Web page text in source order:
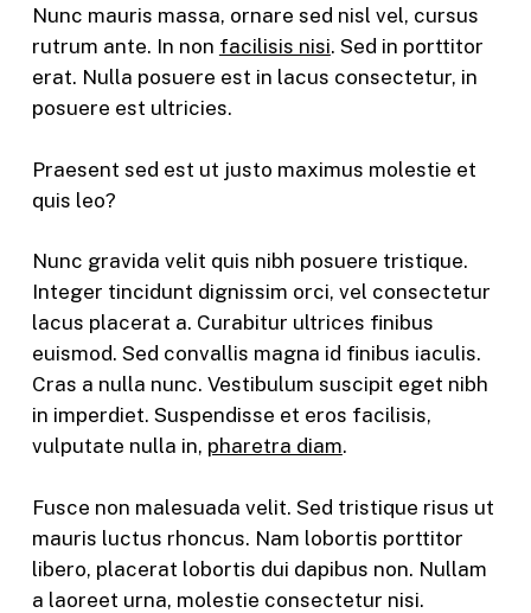
Nunc mauris massa, ornare sed nisl vel, cursus
rutrum ante. In non facilisis nisi. Sed in porttitor
erat. Nulla posuere est in lacus consectetur, in
posuere est ultricies.
Praesent sed est ut justo maximus molestie et
quis leo?
Nunc gravida velit quis nibh posuere tristique.
Integer tincidunt dignissim orci, vel consectetur
lacus placerat a. Curabitur ultrices finibus
euismod. Sed convallis magna id finibus iaculis.
Cras a nulla nunc. Vestibulum suscipit eget nibh
in imperdiet. Suspendisse et eros facilisis,
vulputate nulla in, pharetra diam.
Fusce non malesuada velit. Sed tristique risus ut
mauris luctus rhoncus. Nam lobortis porttitor
libero, placerat lobortis dui dapibus non. Nullam
a laoreet urna, molestie consectetur nisi.